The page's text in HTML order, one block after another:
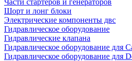
Шорт и лонг блоки
Электрические компоненты двс
Гидравлическое оборудование
Гидравлические клапана
Гидравлическое оборудование для
Гидравлическое оборудование для